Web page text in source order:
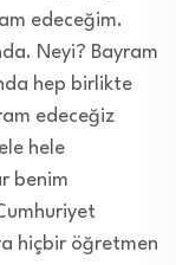
edeceğim.
Neyi? Bayram
hep birlikte
edeceğiz
hele
benim
hiçbir öğretmen